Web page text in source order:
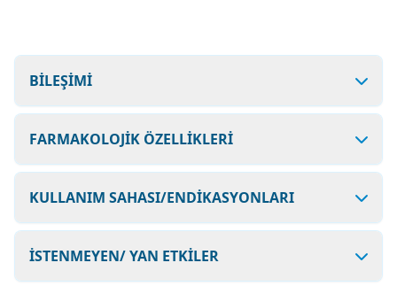
BİLEŞİMİ
FARMAKOLOJİK ÖZELLİKLERİ
KULLANIM SAHASI/ENDİKASYONLARI
İSTENMEYEN/ YAN ETKİLER